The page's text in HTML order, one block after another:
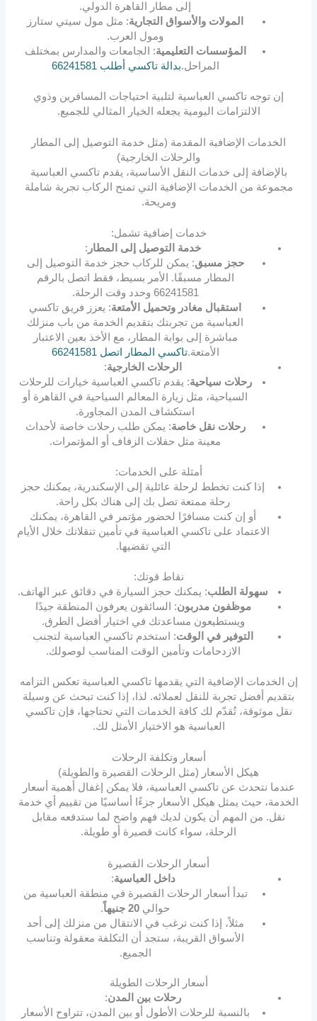
إلى مطار القاهرة الدولي.
المولات والأسواق التجارية: مثل مول سيتي ستارز
ومول العرب.
المؤسسات التعليمية: الجامعات والمدارس بمختلف
المراحل.بدالة تاكسي أطلب 66241581
إن توجه تاكسي العباسية لتلبية احتياجات المسافرين وذوي
الالتزامات اليومية يجعله الخيار المثالي للجميع.
الخدمات الإضافية المقدمة (مثل خدمة التوصيل إلى المطار
والرحلات الخارجية)
بالإضافة إلى خدمات النقل الأساسية، يقدم تاكسي العباسية
مجموعة من الخدمات الإضافية التي تمنح الركاب تجربة شاملة
ومريحة.
خدمات إضافية تشمل:
خدمة التوصيل إلى المطار :
حجز مسبق: يمكن للركاب حجز خدمة التوصيل إلى
المطار مسبقًا. الأمر بسيط، فقط اتصل بالرقم
66241581 وحدد وقت الرحلة.
استقبال مغادر وتحميل الأمتعة: يعزز فريق تاكسي
العباسية من تجربتك بتقديم الخدمة من باب منزلك
مباشرة إلى بوابة المطار، مع الأخذ بعين الاعتبار
الأمتعة.تاكسي المطار اتصل 66241581
الرحلات الخارجية:
رحلات سياحية: يقدم تاكسي العباسية خيارات للرحلات
السياحية، مثل زيارة المعالم السياحية في القاهرة أو
استكشاف المدن المجاورة.
رحلات نقل خاصة: يمكن طلب رحلات خاصة لأحداث
معينة مثل حفلات الزفاف أو المؤتمرات.
أمثلة على الخدمات:
إذا كنت تخطط لرحلة عائلية إلى الإسكندرية، يمكنك حجز
رحلة ممتعة تصل بك إلى هناك بكل راحة.
أو إن كنت مسافرًا لحضور مؤتمر في القاهرة، يمكنك
الاعتماد على تاكسي العباسية في تأمين تنقلاتك خلال الأيام
التي تقضيها.
نقاط قوتك:
سهولة الطلب: يمكنك حجز السيارة في دقائق عبر الهاتف.
موظفون مدربون: السائقون يعرفون المنطقة جيدًا
ويستطيعون مساعدتك في اختيار أفضل الطرق.
التوفير في الوقت: استخدم تاكسي العباسية لتجنب
الازدحامات وتأمين الوقت المناسب لوصولك.
إن الخدمات الإضافية التي يقدمها تاكسي العباسية تعكس التزامه
بتقديم أفضل تجربة للنقل لعملائه. لذا، إذا كنت تبحث عن وسيلة
نقل موثوقة، تُقدّم لك كافة الخدمات التي تحتاجها، فإن تاكسي
العباسية هو الاختيار الأمثل لك.
أسعار وتكلفة الرحلات
هيكل الأسعار (مثل الرحلات القصيرة والطويلة)
عندما نتحدث عن تاكسي العباسية، فلا يمكن إغفال أهمية أسعار
الخدمة، حيث يمثل هيكل الأسعار جزءًا أساسيًا من تقييم أي خدمة
نقل. من المهم أن يكون لديك فهم واضح لما ستدفعه مقابل
الرحلة، سواء كانت قصيرة أو طويلة.
أسعار الرحلات القصيرة
داخل العباسية:
تبدأ أسعار الرحلات القصيرة في منطقة العباسية من
حوالي 20 جنيهاً
.
مثلاً، إذا كنت ترغب في الانتقال من منزلك إلى أحد
الأسواق القريبة، ستجد أن التكلفة معقولة وتناسب
الجميع.
أسعار الرحلات الطويلة
رحلات بين المدن:
بالنسبة للرحلات الأطول أو بين المدن، تتراوح الأسعار